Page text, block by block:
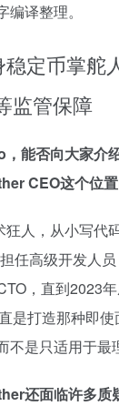
译整理。
定币掌舵
监管保障
能否向大家介
CEO这个位
狂人，从小写代
任高级开发人
，直到2023
是打造那种即
不是只适用于最
还面临许多质